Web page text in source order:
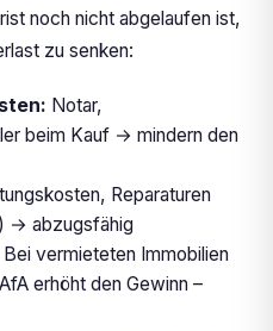
noch nicht abgelaufen ist,
zu senken:
Notar,
beim Kauf → mindern den
Reparaturen
→ abzugsfähig
Bei vermieteten Immobilien
erhöht den Gewinn –